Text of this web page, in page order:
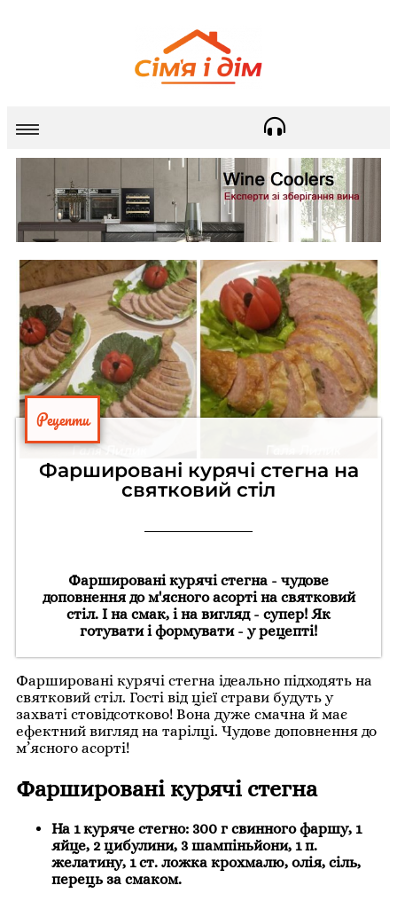
Рецепти
Фаршировані курячі стегна на
святковий стіл
Фаршировані курячі стегна - чудове
доповнення до м'ясного асорті на святковий
стіл. І на смак, і на вигляд - супер! Як
готувати і формувати - у рецепті!
Фаршировані курячі стегна ідеально підходять на
святковий стіл. Гості від цієї страви будуть у
захваті стовідсотково! Вона дуже смачна й має
ефектний вигляд на тарілці. Чудове доповнення до
м’ясного асорті!
Фаршировані курячі стегна
На 1 куряче стегно: 300 г свинного фаршу, 1
яйце, 2 цибулини, 3 шампіньйони, 1 п.
желатину, 1 ст. ложка крохмалю, олія, сіль,
перець за смаком.